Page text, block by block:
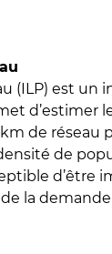
(ILP) est un
d’estimer
de réseau
de
d’être
la